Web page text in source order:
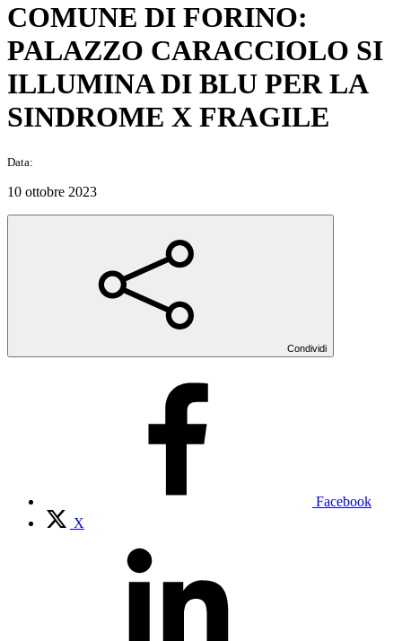
COMUNE DI FORINO:
PALAZZO CARACCIOLO SI
ILLUMINA DI BLU PER LA
SINDROME X FRAGILE
Data:
10 ottobre 2023
Condividi
Facebook
X